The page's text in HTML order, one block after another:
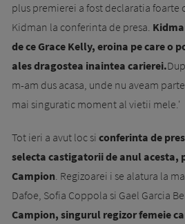
plus premierei a fost declaratia foarte
Kidman la conferinta de presa.
de ce Grace Kelly, eroina pe care o
ales dragostea inaintea carierei.
m-am dus acasa, unde nu aveam
mai singuratic moment al vietii mele.'
Tot ieri a avut loc si conferinta de
selecta castigatorii de anul acesta,
Campion. Regizoarei i se alatura la
Dafoe, Sofia Coppola si Gael Garcia
Campion, singurul regizor femeie